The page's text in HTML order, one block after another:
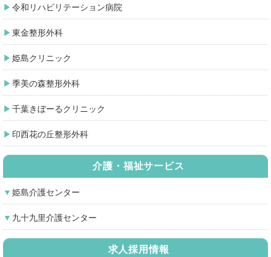
令和リハビリテーション病院
東金整形外科
姫島クリニック
季美の森整形外科
千葉きぼーるクリニック
印西花の丘整形外科
介護・福祉サービス
姫島介護センター
九十九里介護センター
求人採用情報